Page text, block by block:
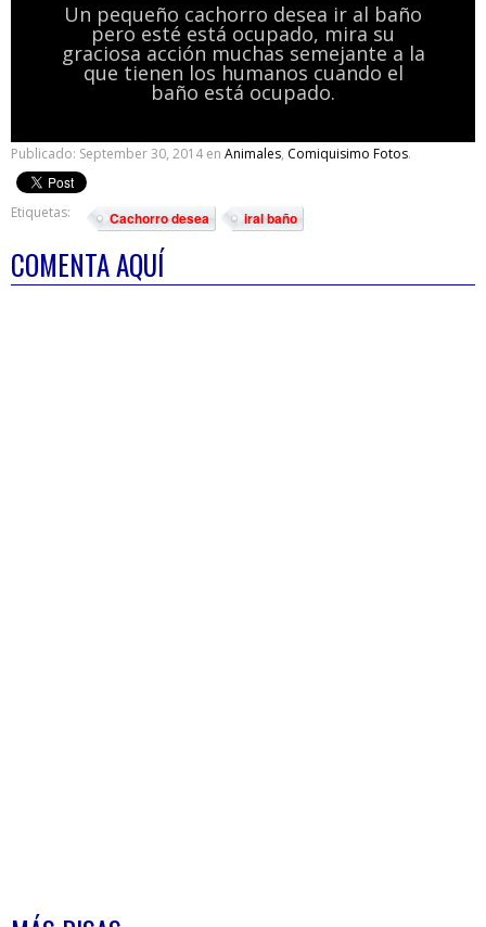
Un pequeño cachorro desea ir al baño
pero esté está ocupado, mira su
graciosa acción muchas semejante a la
que tienen los humanos cuando el
baño está ocupado.
Publicado: September 30, 2014 en Animales, Comiquisimo Fotos.
Etiquetas: Cachorro desea iral baño
COMENTA AQUÍ